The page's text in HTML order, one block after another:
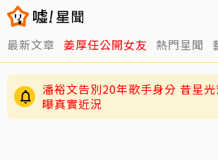
最新文章 姜厚任公開女友 熱門星聞
潘裕文告別20年歌手身分 昔星光幫周定緯1句話
曝真實近況